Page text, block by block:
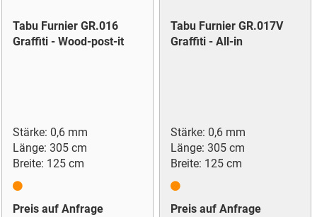
Tabu Furnier GR.016
Graffiti - Wood-post-it
Stärke: 0,6 mm
Länge: 305 cm
Breite: 125 cm
Preis auf Anfrage
Tabu Furnier GR.017V
Graffiti - All-in
Stärke: 0,6 mm
Länge: 305 cm
Breite: 125 cm
Preis auf Anfrage